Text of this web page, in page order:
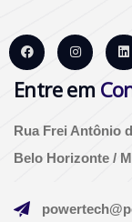
Entre em
Rua Frei Antônio
Belo Horizonte /